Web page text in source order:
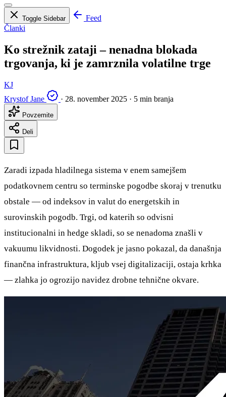
Toggle Sidebar
Feed
Članki
Ko strežnik zataji – nenadna blokada
trgovanja, ki je zamrznila volatilne trge
KJ
Krystof Jane
· 28. november 2025 · 5 min branja
Povzemite
Deli
Zaradi izpada hladilnega sistema v enem samejšem
podatkovnem centru so terminske pogodbe skoraj v trenutku
obstale — od indeksov in valut do energetskih in
surovinskih pogodb. Trgi, od katerih so odvisni
institucionalni in hedge skladi, so se nenadoma znašli v
vakuumu likvidnosti. Dogodek je jasno pokazal, da današnja
finančna infrastruktura, kljub vsej digitalizaciji, ostaja krhka
— zlahka jo ogrozijo navidez drobne tehnične okvare.